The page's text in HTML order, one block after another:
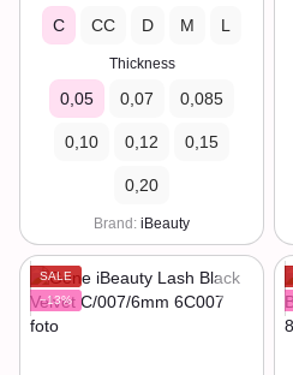
C CC D M L
Thickness
0,05 0,07 0,085
0,10 0,12 0,15
0,20
Brand iBeauty
SALE
−13%